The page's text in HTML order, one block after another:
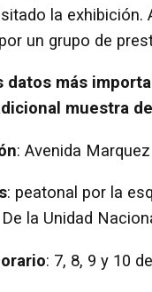
la
un grupo de
datos más
muestra
: Avenida
: peatonal por la
De la Unidad
: 7, 8, 9 y 10